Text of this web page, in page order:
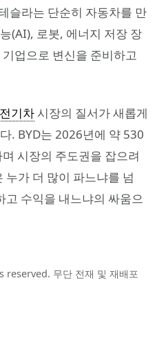
슬라는 단순히 자동차를 만
(AI), 로봇, 에너지 저장 장
업으로 변신을 준비하고
전기차시장의 질서가 새롭게
. BYD는 2026년에 약 530
시장의 주도권을 잡으려
누가 더 많이 파느냐를 넘
고 수익을 내느냐의 싸움으
무단 전재 및 재배포